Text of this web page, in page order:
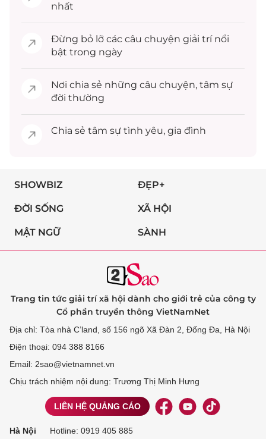
nhất
Đừng bỏ lỡ các câu chuyện giải trínổi
bật trong ngày
Nơi chia sẻ những câu chuyện, tâm sự
đời thường
Chia sẻ tâm sự tình yêu, gia đình
SHOWBIZ ĐẸP+
ĐỜI SỐNG XÃ HỘI
MẬT NGỮ SÀNH
Trang tin tức giải trí xã hội dành cho giới trẻ của công ty
Cổ phần truyền thông VietNamNet
Địa chỉ: Tòa nhà C’land, số 156 ngõ Xã Đàn 2, Đống Đa, Hà Nội
Điện thoại: 094 388 8166
Email: 2sao@vietnamnet.vn
Chịu trách nhiệm nội dung: Trương Thị Minh Hưng
LIÊN HỆ QUẢNG CÁO
Hà Nội Hotline: 0919 405 885